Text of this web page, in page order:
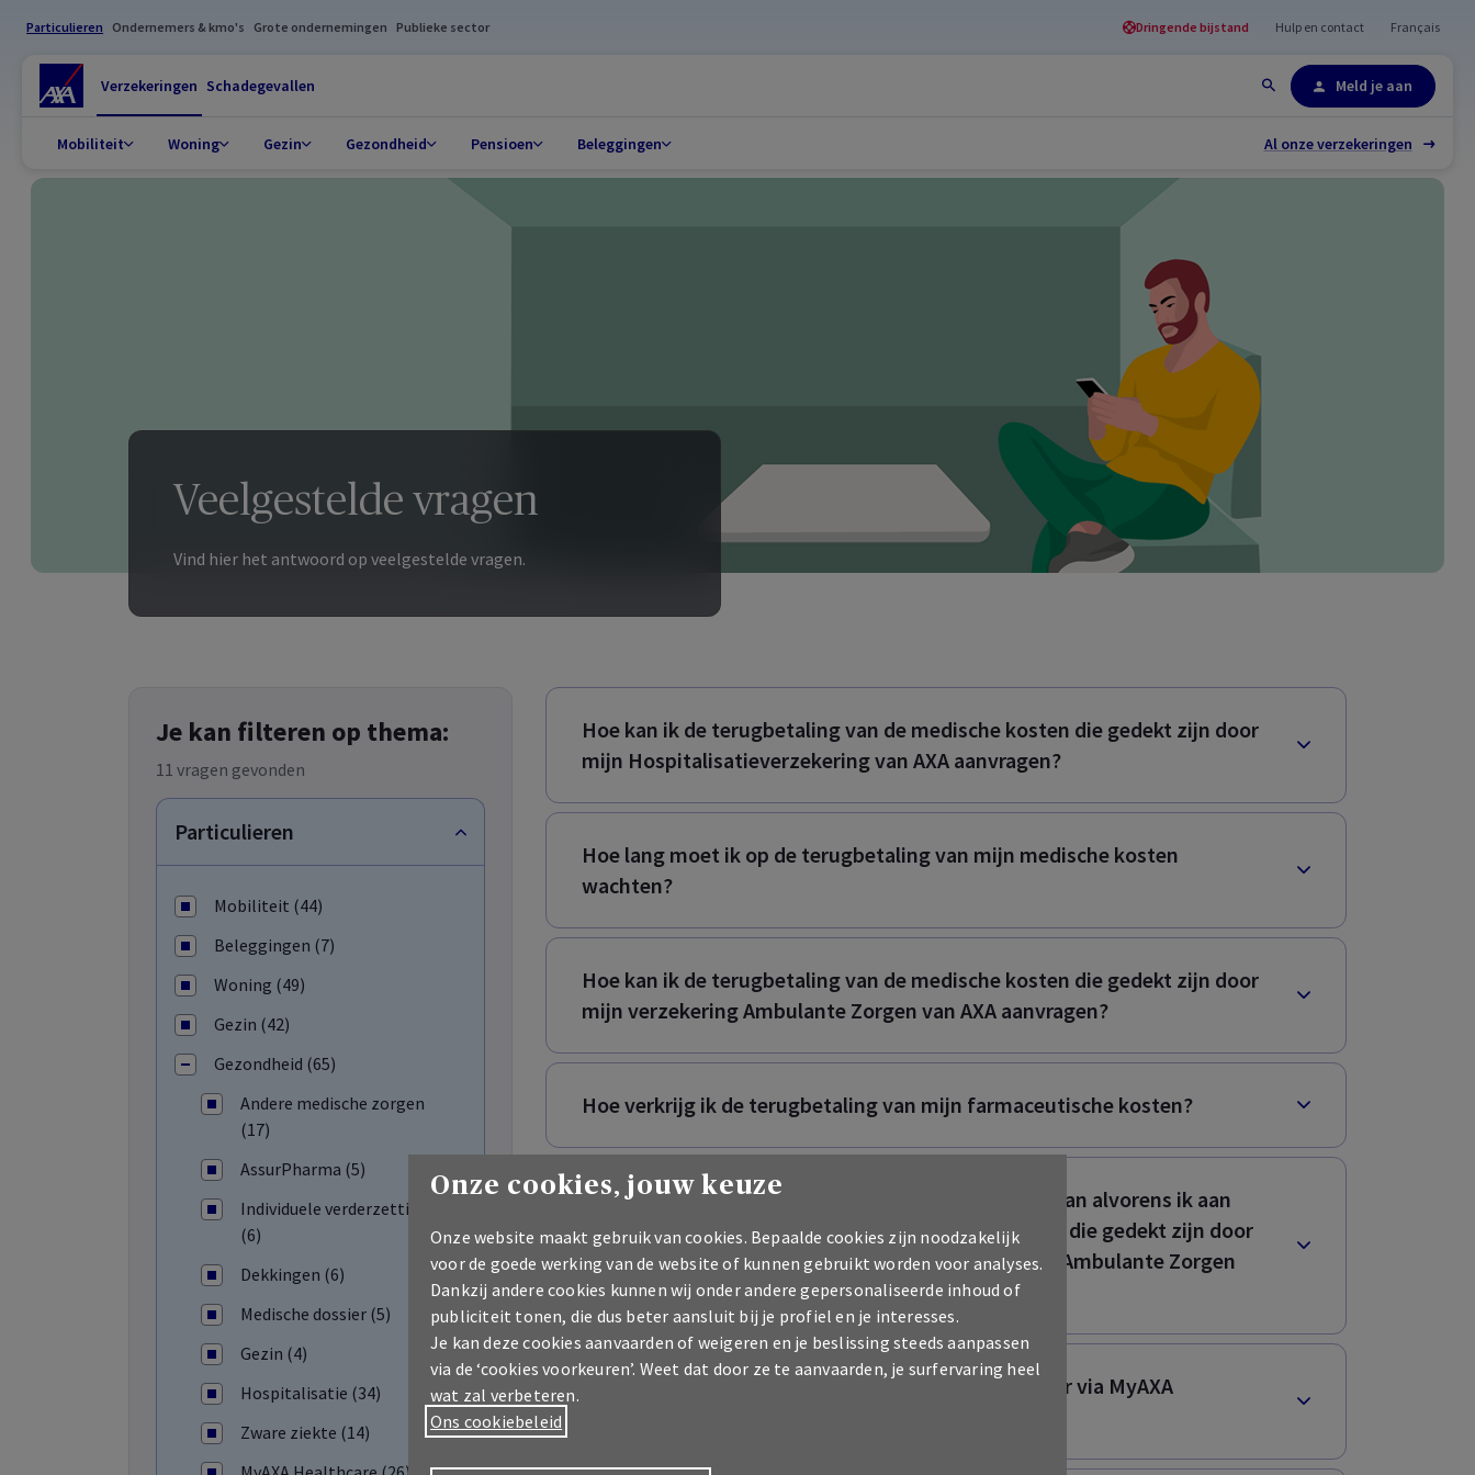
Particulieren Ondernemers & kmo's Grote ondernemingen Publieke sector Dringende bijstand Hulp en contact Français
Verzekeringen Schadegevallen Meld je aan
Mobiliteit Woning Gezin Gezondheid Pensioen Beleggingen Al onze verzekeringen
Meld u aan
Veelgestelde vragen
Vind hier het antwoord op veelgestelde vragen.
Je kan filteren op thema:
11 vragen gevonden
Particulieren
Mobiliteit (44)
Beleggingen (7)
Woning (49)
Gezin (42)
Gezondheid (65)
Andere medische zorgen
(17)
AssurPharma (5)
Individuele verderzetting
(6)
Dekkingen (6)
Medische dossier (5)
Gezin (4)
Hospitalisatie (34)
Zware ziekte (14)
Hoe kan ik de terugbetaling van de medische kosten die gedekt zijn door
mijn Hospitalisatieverzekering van AXA aanvragen?
Hoe lang moet ik op de terugbetaling van mijn medische kosten
wachten?
Hoe kan ik de terugbetaling van de medische kosten die gedekt zijn door
mijn verzekering Ambulante Zorgen van AXA aanvragen?
Hoe verkrijg ik de terugbetaling van mijn farmaceutische kosten?
Ben ik verplicht om eerst via mijn ziekenfonds te gaan alvorens ik aan
AXA de terugbetaling vraag van de medische kosten die gedekt zijn door
mijn Hospitalisatieverzekering of mijn verzekering Ambulante Zorgen
van AXA?
Hoe kan ik mijn documenten naar AXA sturen zonder via MyAXA
Onze cookies, jouw keuze
Onze website maakt gebruik van cookies. Bepaalde cookies zijn noodzakelijk
voor de goede werking van de website of kunnen gebruikt worden voor analyses.
Dankzij andere cookies kunnen wij onder andere gepersonaliseerde inhoud of
publiciteit tonen, die dus beter aansluit bij je profiel en je interesses.
Je kan deze cookies aanvaarden of weigeren en je beslissing steeds aanpassen
via de ‘cookies voorkeuren’. Weet dat door ze te aanvaarden, je surfervaring heel
wat zal verbeteren.
Ons cookiebeleid